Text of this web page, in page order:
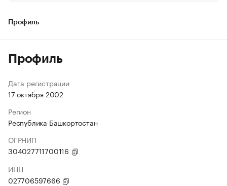
Профиль
Профиль
Дата регистрации
17 октября 2002
Регион
Республика Башкортостан
ОГРНИП
304027711700116
ИНН
027706597666